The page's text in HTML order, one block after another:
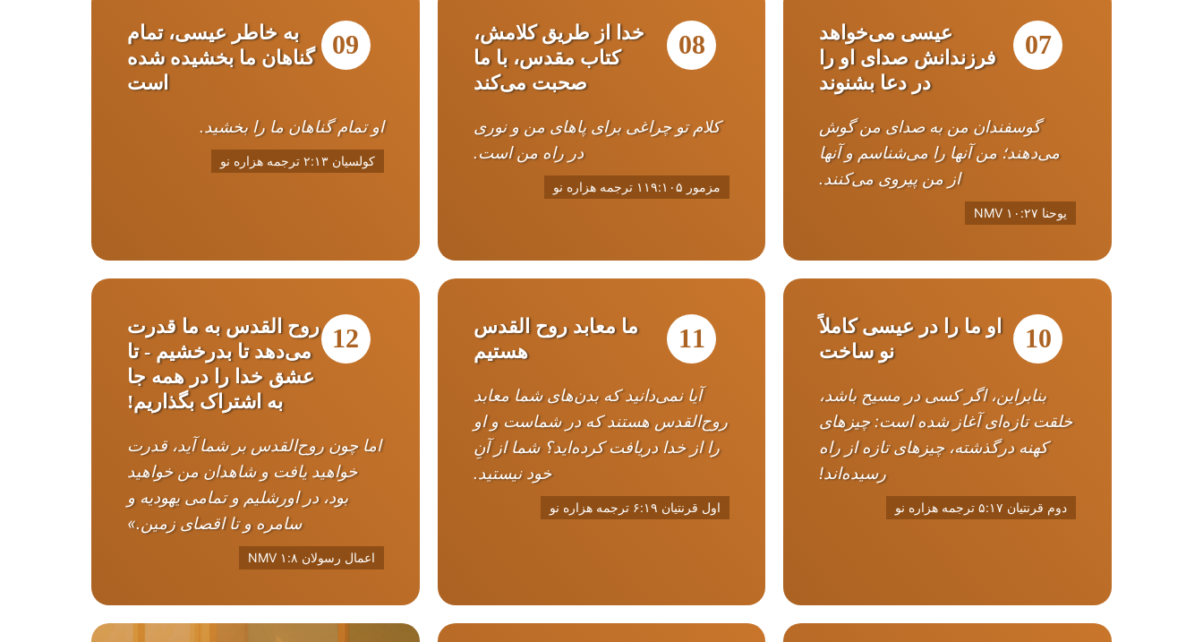
07
عیسی می‌خواهد
فرزندانش صدای او را
در دعا بشنوند
گوسفندان من به صدای من گوش
می‌دهند؛ من آنها را می‌شناسم و آنها
از من پیروی می‌کنند.
یوحنا ۱۰:۲۷ NMV
08
خدا از طریق کلامش،
کتاب مقدس، با ما
صحبت می‌کند
کلام تو چراغی برای پاهای من و نوری
در راه من است.
مزمور ۱۱۹:۱۰۵ ترجمه هزاره نو
09
به خاطر عیسی، تمام
گناهان ما بخشیده شده
است
او تمام گناهان ما را بخشید.
کولسیان ۲:۱۳ ترجمه هزاره نو
10
او ما را در عیسی کاملاً
نو ساخت
بنابراین، اگر کسی در مسیح باشد،
خلقت تازه‌ای آغاز شده است: چیزهای
کهنه درگذشته، چیزهای تازه از راه
رسیده‌اند!
دوم قرنتیان ۵:۱۷ ترجمه هزاره نو
11
ما معابد روح القدس
هستیم
آیا نمی‌دانید که بدن‌های شما معابد
روح‌القدس هستند که در شماست و او
را از خدا دریافت کرده‌اید؟ شما از آنِ
خود نیستید.
اول قرنتیان ۶:۱۹ ترجمه هزاره نو
12
روح القدس به ما قدرت
می‌دهد تا بدرخشیم - تا
عشق خدا را در همه جا
به اشتراک بگذاریم!
اما چون روح‌القدس بر شما آید، قدرت
خواهید یافت و شاهدان من خواهید
بود، در اورشلیم و تمامی یهودیه و
سامره و تا اقصای زمین.»
اعمال رسولان ۱:۸ NMV